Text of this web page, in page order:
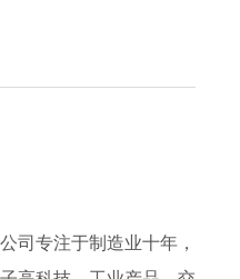
司专注于制造业十年，